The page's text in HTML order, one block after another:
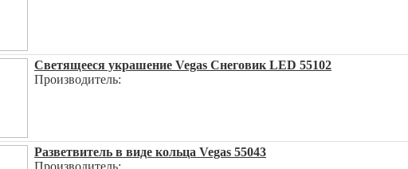
Светящееся украшение Vegas Снеговик LED 55102
Производитель:
Разветвитель в виде кольца Vegas 55043
Производитель: